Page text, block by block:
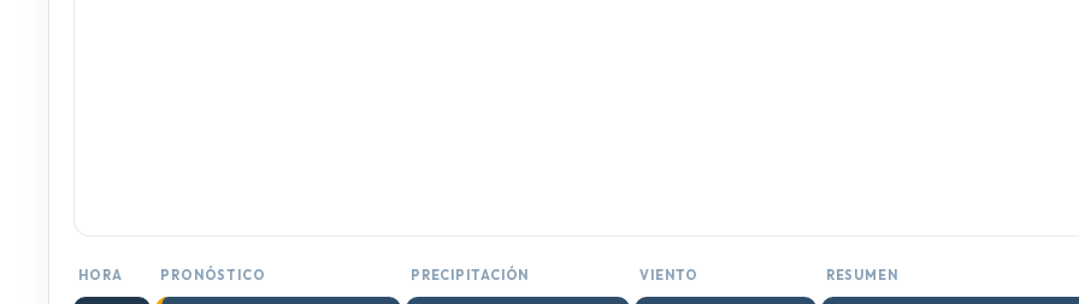
HORA PRONÓSTICO PRECIPITACIÓN VIENTO RESUMEN